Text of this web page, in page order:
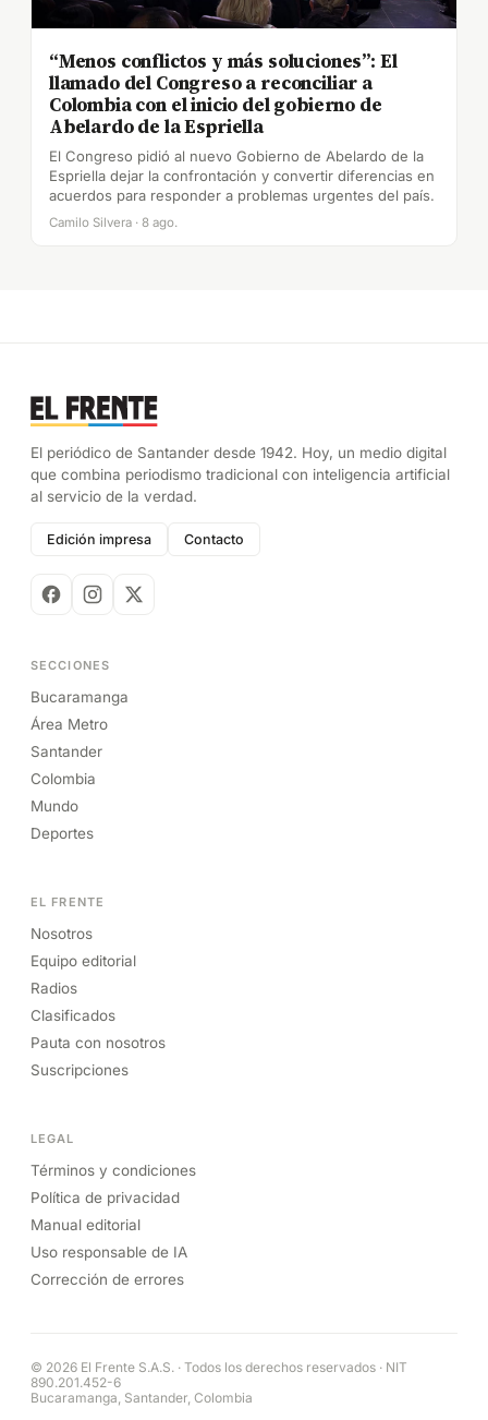
“Menos conflictos y más soluciones”: El
llamado del Congreso a reconciliar a
Colombia con el inicio del gobierno de
Abelardo de la Espriella
El Congreso pidió al nuevo Gobierno de Abelardo de la
Espriella dejar la confrontación y convertir diferencias en
acuerdos para responder a problemas urgentes del país.
Camilo Silvera · 8 ago.
El periódico de Santander desde 1942. Hoy, un medio digital
que combina periodismo tradicional con inteligencia artificial
al servicio de la verdad.
Edición impresa Contacto
SECCIONES
Bucaramanga
Área Metro
Santander
Colombia
Mundo
Deportes
EL FRENTE
Nosotros
Equipo editorial
Radios
Clasificados
Pauta con nosotros
Suscripciones
LEGAL
Términos y condiciones
Política de privacidad
Manual editorial
Uso responsable de IA
Corrección de errores
© 2026 El Frente S.A.S. · Todos los derechos reservados · NIT
890.201.452-6
Bucaramanga, Santander, Colombia